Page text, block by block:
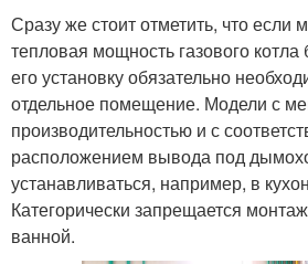
Сразу же стоит отметить, что если
тепловая мощность газового котла
его установку обязательно
отдельное помещение. Модели с
производительностью и с
расположением вывода под
устанавливаться, например, в
Категорически запрещается
ванной.